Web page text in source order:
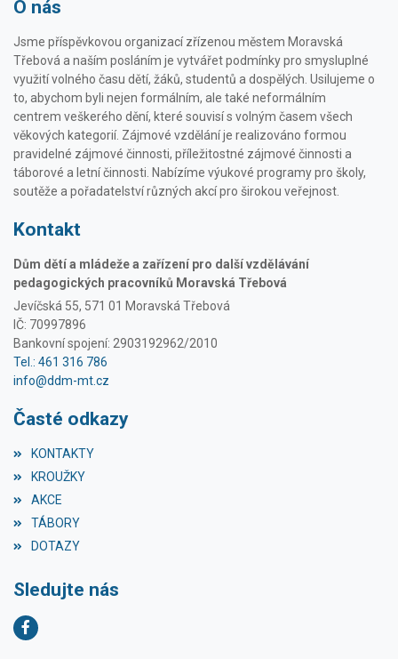
O nás
Jsme příspěvkovou organizací zřízenou městem Moravská
Třebová a naším posláním je vytvářet podmínky pro smysluplné
využití volného času dětí, žáků, studentů a dospělých. Usilujeme o
to, abychom byli nejen formálním, ale také neformálním
centrem veškerého dění, které souvisí s volným časem všech
věkových kategorií. Zájmové vzdělání je realizováno formou
pravidelné zájmové činnosti, příležitostné zájmové činnosti a
táborové a letní činnosti. Nabízíme výukové programy pro školy,
soutěže a pořadatelství různých akcí pro širokou veřejnost.
Kontakt
Dům dětí a mládeže a zařízení pro další vzdělávání
pedagogických pracovníků Moravská Třebová
Jevíčská 55, 571 01 Moravská Třebová
IČ: 70997896
Bankovní spojení: 2903192962/2010
Tel.: 461 316 786
info@ddm-mt.cz
Časté odkazy
KONTAKTY
KROUŽKY
AKCE
TÁBORY
DOTAZY
Sledujte nás